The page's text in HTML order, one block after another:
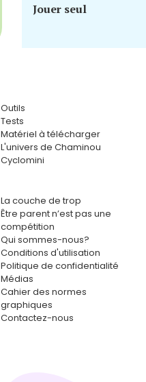
Jouer seul
Outils
Tests
Matériel à télécharger
L'univers de Chaminou
Cyclomini
La couche de trop
Être parent n’est pas une
compétition
Qui sommes-nous?
Conditions d'utilisation
Politique de confidentialité
Médias
Cahier des normes
graphiques
Contactez-nous